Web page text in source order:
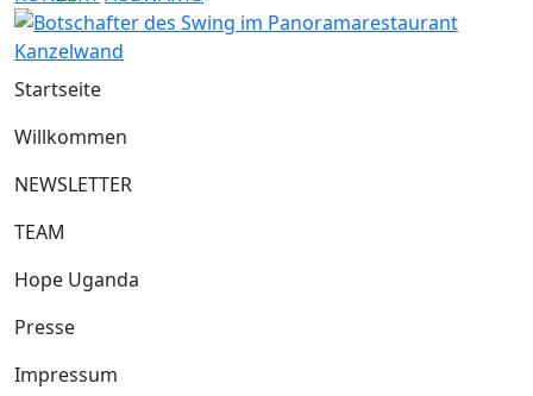
Startseite
Willkommen
NEWSLETTER
TEAM
Hope Uganda
Presse
Impressum